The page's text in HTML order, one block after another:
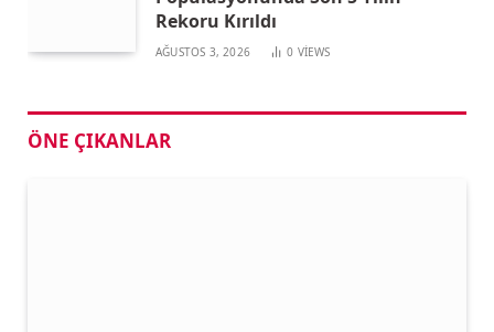
Rekoru Kırıldı
AĞUSTOS 3, 2026 0 VIEWS
ÖNE ÇIKANLAR